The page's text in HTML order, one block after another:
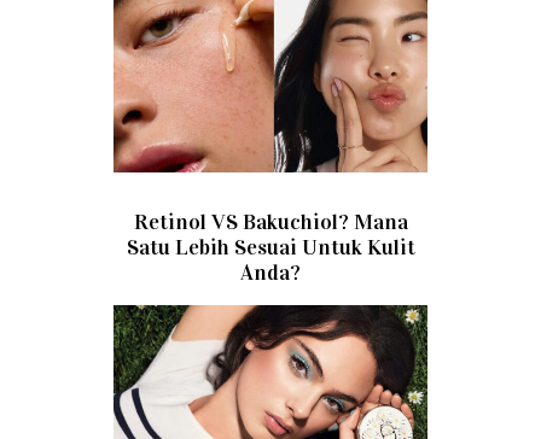
Retinol VS Bakuchiol? Mana
Satu Lebih Sesuai Untuk Kulit
Anda?